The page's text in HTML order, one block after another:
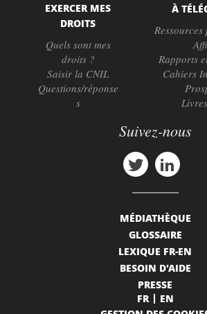
EXERCER MES
DROITS
Quels sont mes
droits ?
Saisir la CNIL
Questions/réponse
s
À
Rapports
Cahiers
Suivez-nous
MÉDIATHÈQUE
GLOSSAIRE
LEXIQUE FR-EN
BESOIN D'AIDE
PRESSE
FR
EN